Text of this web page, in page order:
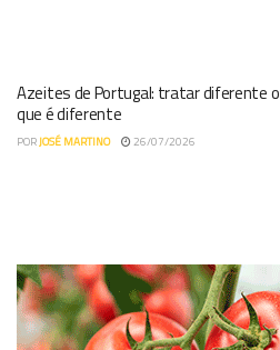
Azeites de Portugal: tratar diferente o
que é diferente
PORJOSÉ MARTINO 26/07/2026